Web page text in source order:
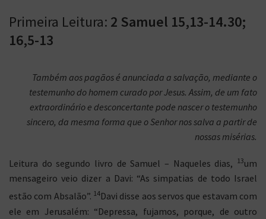
Primeira Leitura: 2 Samuel 15,13-14.30;
16,5-13
Também aos pagãos é anunciada a salvação, mediante o
testemunho do homem curado por Jesus. Assim, de um fato
extraordinário e desconcertante pode nascer o testemunho
sincero, da mesma forma que o Senhor nos salva a partir de
nossas misérias.
Leitura do segundo livro de Samuel – Naqueles dias, 13um
mensageiro veio dizer a Davi: “As simpatias de todo Israel
estão com Absalão”. 14Davi disse aos servos que estavam com
ele em Jerusalém: “Depressa, fujamos, porque, de outro